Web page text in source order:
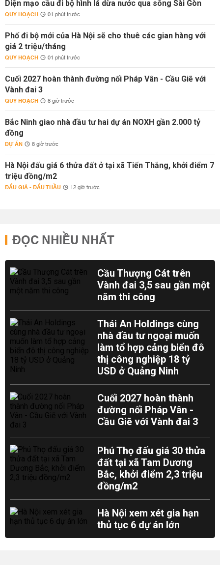
Diện mạo cầu đi bộ hình lá dừa nước qua sông Sài Gòn
QUY HOẠCH 01 phút trước
Phố đi bộ mới của Hà Nội sẽ cho thuê các gian hàng với
giá 2 triệu/tháng
QUY HOẠCH 01 phút trước
Cuối 2027 hoàn thành đường nối Pháp Vân - Cầu Giẽ với
Vành đai 3
QUY HOẠCH 8 giờ trước
Bắc Ninh giao nhà đầu tư hai dự án NOXH gần 2.000 tỷ
đồng
DỰ ÁN 8 giờ trước
Hà Nội đấu giá 6 thửa đất ở tại xã Tiến Thắng, khởi điểm 7
triệu đồng/m2
ĐẤU GIÁ - ĐẤU THẦU 12 giờ trước
ĐỌC NHIỀU NHẤT
Cầu Thượng Cát trên
Vành đai 3,5 sau gần một
năm thi công
Thái An Holdings cùng
nhà đầu tư ngoại muốn
làm tổ hợp cảng biển đô
thị công nghiệp 18 tỷ
USD ở Quảng Ninh
Cuối 2027 hoàn thành
đường nối Pháp Vân -
Cầu Giẽ với Vành đai 3
Phú Thọ đấu giá 30 thửa
đất tại xã Tam Dương
Bắc, khởi điểm 2,3 triệu
đồng/m2
Hà Nội xem xét gia hạn
thủ tục 6 dự án lớn